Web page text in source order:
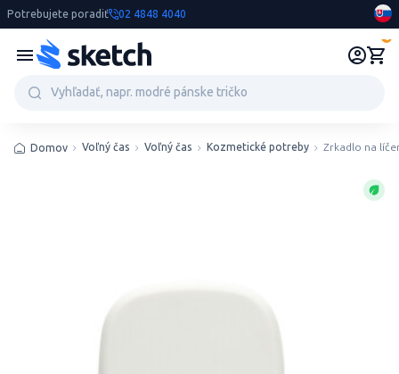
Potrebujete poradiť 02 4848 4040
Domov Voľný čas Voľný čas Kozmetické potreby Zrkadlo na